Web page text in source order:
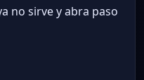
no sirve y abra paso